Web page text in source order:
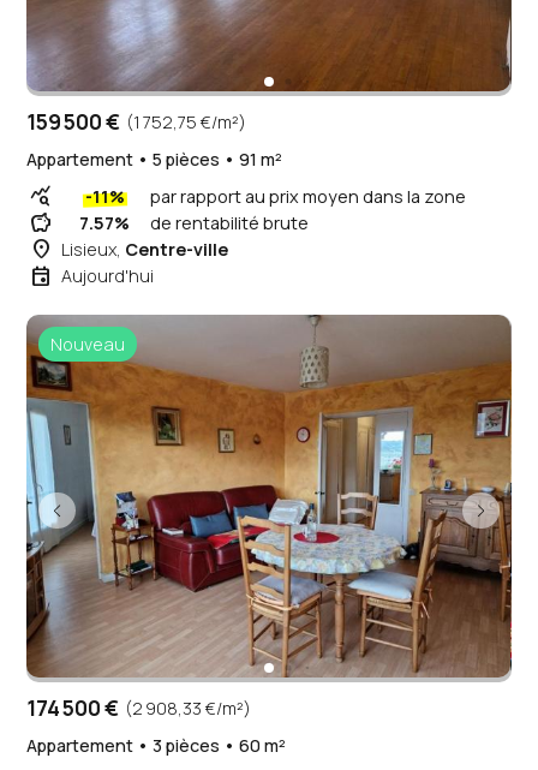
159 500 € (1 752,75 €/m²)
Appartement • 5 pièces • 91 m²
query_stats -11% par rapport au prix moyen dans la zone
savings 7.57% de rentabilité brute
place Lisieux, Centre-ville
event Aujourd'hui
Nouveau
174 500 € (2 908,33 €/m²)
Appartement • 3 pièces • 60 m²